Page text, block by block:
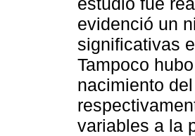
evidenció un
significativas
Tampoco
nacimiento
variables a la